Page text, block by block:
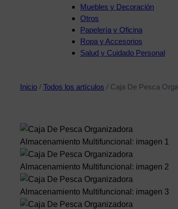
Muebles y Decoración
Otros
Papelería y Oficina
Ropa y Accesorios
Salud y Cuidado Personal
Inicio / Todos los artículos / Caja De Pesca